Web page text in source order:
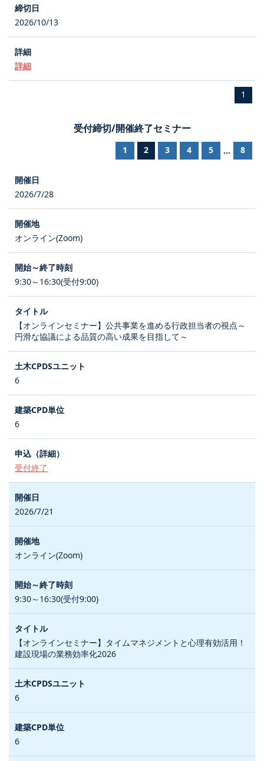
2026/10/13
詳細
1
受付締切/開催終了セミナー
1 2 3 4 5 ... 8
2026/7/28
オンライン(Zoom)
9:30～16:30(受付9:00)
【オンラインセミナー】公共事業を進める行政担当者の視点～
円滑な協議による品質の高い成果を目指して～
6
6
受付終了
2026/7/21
オンライン(Zoom)
9:30～16:30(受付9:00)
【オンラインセミナー】タイムマネジメントと心理有効活用！
建設現場の業務効率化2026
6
6